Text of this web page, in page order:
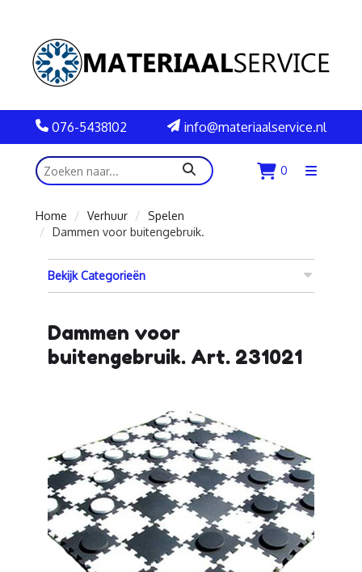
076-5438102 info@materiaalservice.nl
zoeken 0
Menu
Home
Verhuur
Spelen
Dammen voor buitengebruik.
Bekijk Categorieën
Dammen voor
buitengebruik. Art. 231021